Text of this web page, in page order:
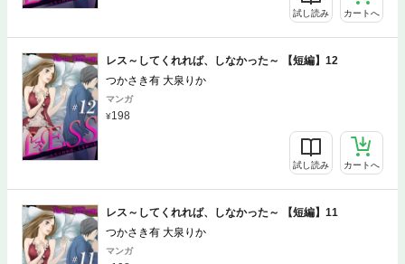
試し読み カートへ
レス～してくれれば、しなかった～ 【短編】12
つかさき有 大泉りか
マンガ
198
試し読み カートへ
レス～してくれれば、しなかった～ 【短編】11
つかさき有 大泉りか
マンガ